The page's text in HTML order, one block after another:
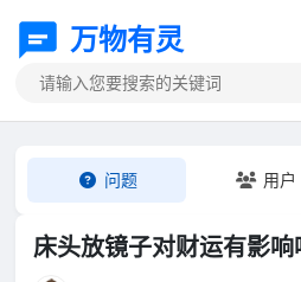
万物有灵
问题 用户
床头放镜子对财运有影响